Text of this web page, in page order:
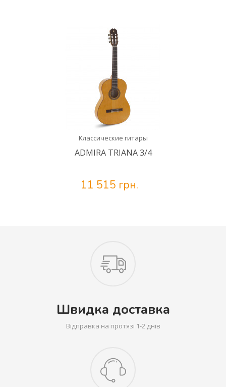
Классические гитары
ADMIRA TRIANA 3/4
11 515 грн.
Швидка доставка
Відправка на протязі 1-2 днів